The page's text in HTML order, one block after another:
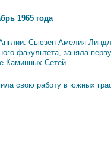
1965 года
Сьюзен Амелия
факультета, заняла
Каминных Сетей.
свою работу в южных